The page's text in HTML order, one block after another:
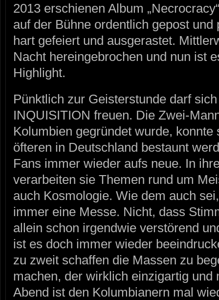
2013 erschienen Album
auf der Bühne ordentlich gepost
hart gefeiert und ausgerastet.
Nacht hereingebrochen und nun ist
Highlight.
Pünktlich zur Geisterstunde darf
INQUISITION freuen. Die Zwei-
Kolumbien gegründet wurde,
öfteren in Deutschland bestaunt
Fans immer wieder aufs neue. In
verarbeiten sie Themen rund um
auch Kosmologie. Wie dem auch
immer eine Messe. Nicht, dass
allein schon irgendwie verstörend
ist es doch immer wieder
zu zweit schaffen die Massen zu
machen, der wirklich einzigartig und
Abend ist den Kolumbianern mal